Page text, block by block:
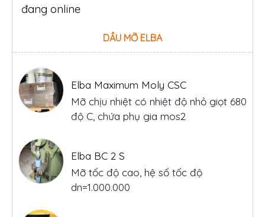
đang online
DẦU MỠ ELBA
Elba Maximum Moly CSC
Mỡ chịu nhiệt có nhiệt độ nhỏ giọt 680
Elba BC 2 S
Mỡ tốc độ cao, hệ số tốc độ
Elba HT2
Mỡ chịu nhiệt đa dụng gốc đất sét